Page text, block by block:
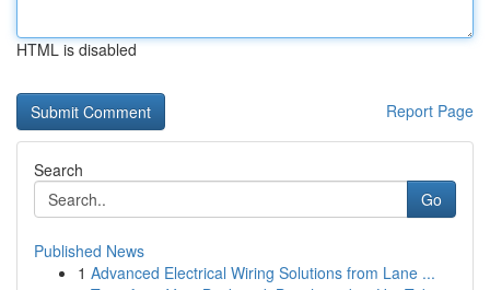
HTML is disabled
Report Page
Search
Go
Published News
1 Advanced Electrical Wiring Solutions from Lane ...